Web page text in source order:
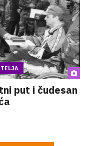
put i čudesan